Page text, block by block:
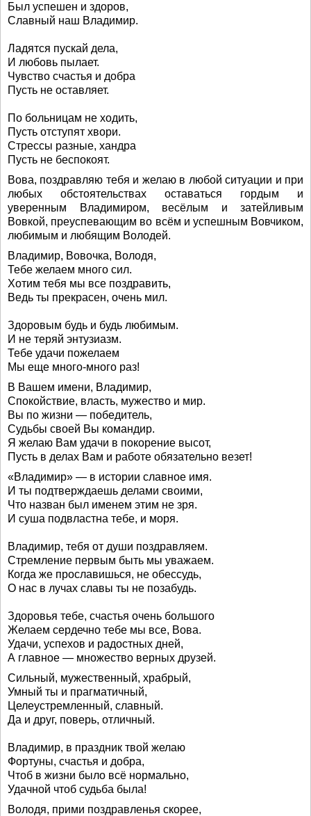
Был успешен и здоров,
Славный наш Владимир.
Ладятся пускай дела,
И любовь пылает.
Чувство счастья и добра
Пусть не оставляет.
По больницам не ходить,
Пусть отступят хвори.
Стрессы разные, хандра
Пусть не беспокоят.
Вова, поздравляю тебя и желаю в любой ситуации и при
любых обстоятельствах оставаться гордым и
уверенным Владимиром, весёлым и затейливым
Вовкой, преуспевающим во всём и успешным Вовчиком,
любимым и любящим Володей.
Владимир, Вовочка, Володя,
Тебе желаем много сил.
Хотим тебя мы все поздравить,
Ведь ты прекрасен, очень мил.
Здоровым будь и будь любимым.
И не теряй энтузиазм.
Тебе удачи пожелаем
Мы еще много-много раз!
В Вашем имени, Владимир,
Спокойствие, власть, мужество и мир.
Вы по жизни — победитель,
Судьбы своей Вы командир.
Я желаю Вам удачи в покорение высот,
Пусть в делах Вам и работе обязательно везет!
«Владимир» — в истории славное имя.
И ты подтверждаешь делами своими,
Что назван был именем этим не зря.
И суша подвластна тебе, и моря.
Владимир, тебя от души поздравляем.
Стремление первым быть мы уважаем.
Когда же прославишься, не обессудь,
О нас в лучах славы ты не позабудь.
Здоровья тебе, счастья очень большого
Желаем сердечно тебе мы все, Вова.
Удачи, успехов и радостных дней,
А главное — множество верных друзей.
Сильный, мужественный, храбрый,
Умный ты и прагматичный,
Целеустремленный, славный.
Да и друг, поверь, отличный.
Владимир, в праздник твой желаю
Фортуны, счастья и добра,
Чтоб в жизни было всё нормально,
Удачной чтоб судьба была!
Володя, прими поздравленья скорее,